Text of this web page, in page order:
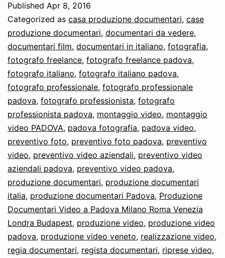
Published Apr 8, 2016
Categorized as casa produzione documentari, case
produzione documentari, documentari da vedere,
documentari film, documentari in italiano, fotografia,
fotografo freelance, fotografo freelance padova,
fotografo italiano, fotografo italiano padova,
fotografo professionale, fotografo professionale
padova, fotografo professionista, fotografo
professionista padova, montaggio video, montaggio
video PADOVA, padova fotografia, padova video,
preventivo foto, preventivo foto padova, preventivo
video, preventivo video aziendali, preventivo video
aziendali padova, preventivo video padova,
produzione documentari, produzione documentari
italia, produzione documentari Padova, Produzione
Documentari Video a Padova Milano Roma Venezia
Londra Budapest, produzione video, produzione video
padova, produzione video veneto, realizzazione video,
regia documentari, regista documentari, riprese video,